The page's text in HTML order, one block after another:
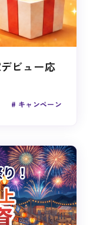
ビュー応
キャンペーン